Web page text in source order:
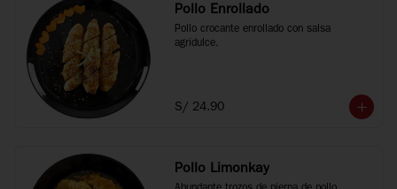
Pollo Enrollado
Pollo crocante enrollado con salsa
agridulce.
S/ 24.90
Pollo Limonkay